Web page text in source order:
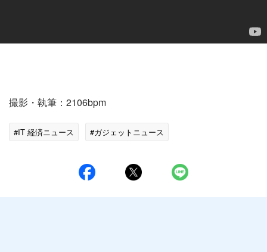
撮影・執筆：2106bpm
#IT 経済ニュース #ガジェットニュース